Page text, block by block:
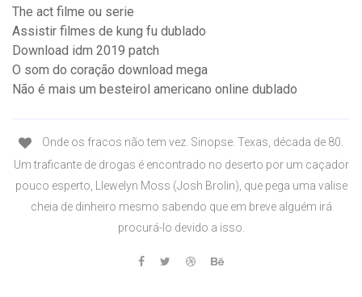
The act filme ou serie
Assistir filmes de kung fu dublado
Download idm 2019 patch
O som do coração download mega
Não é mais um besteirol americano online dublado
Onde os fracos não tem vez. Sinopse. Texas, década de 80.
Um traficante de drogas é encontrado no deserto por um caçador
pouco esperto, Llewelyn Moss (Josh Brolin), que pega uma valise
cheia de dinheiro mesmo sabendo que em breve alguém irá
procurá-lo devido a isso.